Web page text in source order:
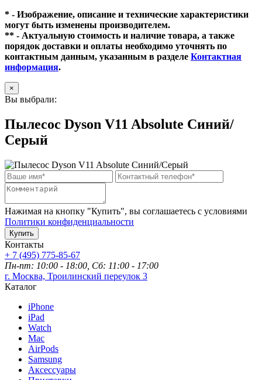
* - Изображение, описание и технические характеристики
могут быть изменены производителем.
** - Актуальную стоимость и наличие товара, а также
порядок доставки и оплаты необходимо уточнять по
контактным данным, указанным в разделе Контактная
информация.
×
Вы выбрали:
Пылесос Dyson V11 Absolute Синий/
Серый
Нажимая на кнопку "Купить", вы соглашаетесь с условиями
Политики конфиденциальности
Купить
Контакты
+ 7 (495) 775-85-67
Пн-пт: 10:00 - 18:00, Сб: 11:00 - 17:00
г. Москва, Троилинский переулок 3
Каталог
iPhone
iPad
Watch
Mac
AirPods
Samsung
Аксессуары